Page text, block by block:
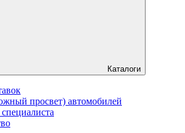
Каталоги
просвет) автомобилей